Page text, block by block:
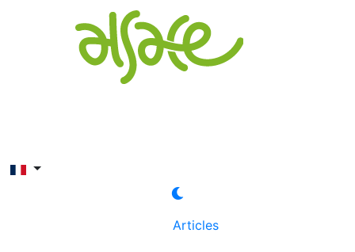
Articles